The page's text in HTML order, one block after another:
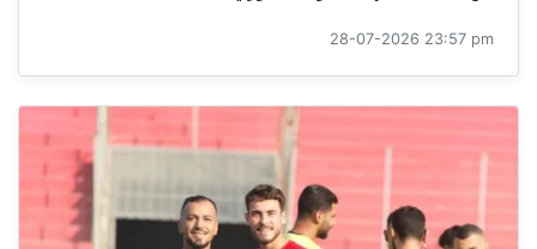
28-07-2026 23:57 pm